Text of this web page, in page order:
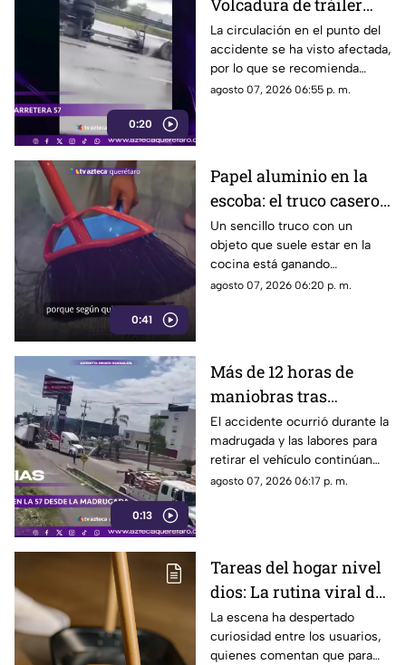
0:20
Volcadura de tráiler
colapsa este punto de la
carretera 57
La circulación en el punto del
accidente se ha visto afectada,
por lo que se recomienda
considerar tiempos de
agosto 07, 2026 06:55 p. m.
0:41
Papel aluminio en la
escoba: el truco casero
que se volvió viral
Un sencillo truco con un
objeto que suele estar en la
cocina está ganando
popularidad entre quienes
agosto 07, 2026 06:20 p. m.
0:13
Más de 12 horas de
maniobras tras
volcadura de unidad
pesada en la carretera
57
El accidente ocurrió durante la
madrugada y las labores para
retirar el vehículo continúan
desde hace más de 12 horas en
agosto 07, 2026 06:17 p. m.
Tareas del hogar nivel
dios: La rutina viral de
esta mamá para la
limpieza el techo
La escena ha despertado
curiosidad entre los usuarios,
quienes comentan que para